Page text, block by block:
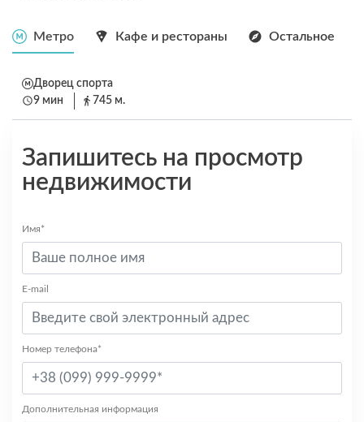
Метро Кафе и рестораны Остальное
Дворец спорта
9 мин
745 м.
Запишитесь на просмотр
недвижимости
Имя*
E-mail
Номер телефона*
Дополнительная информация